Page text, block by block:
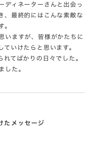
ディネーターさんと出会っ
、最終的にはこんな素敵な
。
いますが、皆様がかたちに
ていけたらと思います。
てばかりの日々でした。
した。
たメッセージ